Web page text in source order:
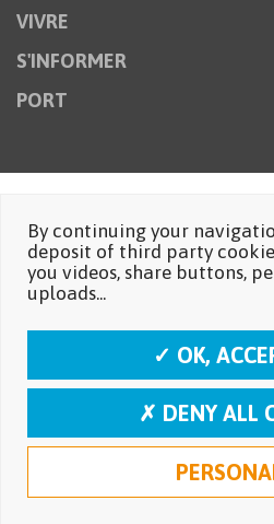
VIVRE
S'INFORMER
PORT
Protection des
Réalisation: Moustic Multimédia
By continuing your
deposit of third party
you videos, share buttons,
uploads...
✓ OK,
✗ DENY ALL